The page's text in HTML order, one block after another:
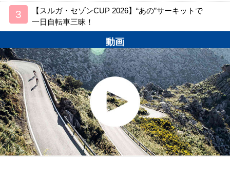
【スルガ・セゾンCUP 2026】“あの”サーキットで
一日自転車三昧！
動画